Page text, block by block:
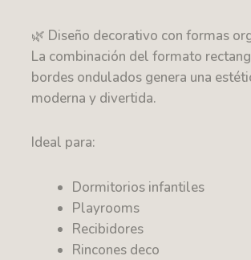
🌿 Diseño decorativo con formas
La combinación del formato
bordes ondulados genera una
moderna y divertida.
Ideal para:
Dormitorios infantiles
Playrooms
Recibidores
Rincones deco